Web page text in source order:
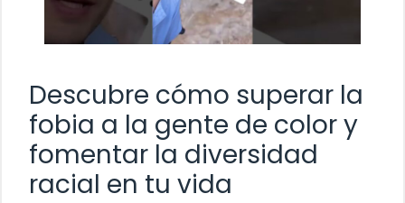
Descubre cómo superar la
fobia a la gente de color y
fomentar la diversidad
racial en tu vida